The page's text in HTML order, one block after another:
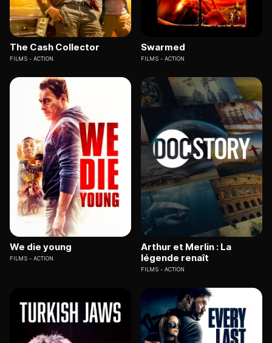
The Cash Collector
FILMS ACTION
Swarmed
FILMS ACTION
We die young
FILMS ACTION
Arthur et Merlin : La
légende renaît
FILMS ACTION